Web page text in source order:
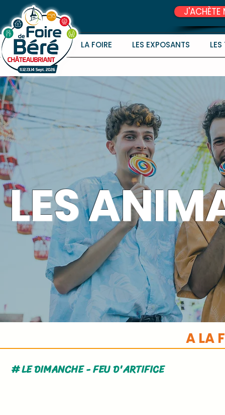
J'ACHÈTE
LA FOIRE LES EXPOSANTS
LES
A LA
# LE DIMANCHE - FEU D'ARTIFICE